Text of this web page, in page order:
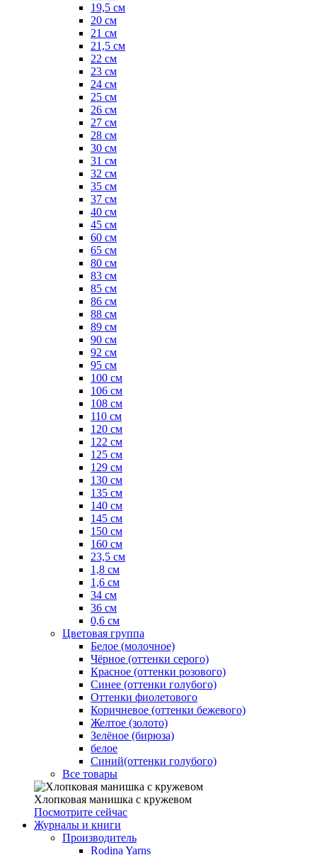
19,5 см
20 см
21 см
21,5 см
22 см
23 см
24 см
25 см
26 см
27 см
28 см
30 см
31 см
32 см
35 см
37 см
40 см
45 см
60 см
65 см
80 см
83 см
85 см
86 см
88 см
89 см
90 см
92 см
95 см
100 см
106 см
108 см
110 см
120 см
122 см
125 см
129 см
130 см
135 см
140 см
145 см
150 см
160 см
23,5 см
1,8 см
1,6 см
34 см
36 см
0,6 см
Цветовая группа
Белое (молочное)
Чёрное (оттенки серого)
Красное (оттенки розового)
Синее (оттенки голубого)
Оттенки фиолетового
Коричневое (оттенки бежевого)
Желтое (золото)
Зелёное (бирюза)
белое
Синий(оттенки голубого)
Все товары
Хлопковая манишка с кружевом
Посмотрите сейчас
Журналы и книги
Производитель
Rodina Yarns